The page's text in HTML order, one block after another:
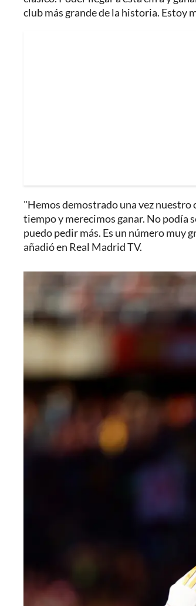
club más grande de la historia. Estoy
"Hemos demostrado una vez nuestro
tiempo y merecimos ganar. No podía
puedo pedir más. Es un número muy
añadió en Real Madrid TV.